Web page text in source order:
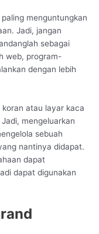
menguntungkan
Jadi, jangan
sebagai
web, program-
dengan lebih
atau layar kaca
mengeluarkan
sebuah
nantinya didapat.
dapat
dapat digunakan